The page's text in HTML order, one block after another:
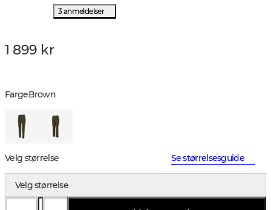
3 anmeldelser
1 899 kr
FargeBrown
Velg størrelse Se størrelsesguide
Velg størrelse